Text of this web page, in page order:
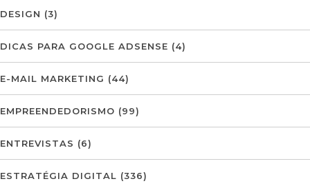
DESIGN (3)
DICAS PARA GOOGLE ADSENSE (4)
E-MAIL MARKETING (44)
EMPREENDEDORISMO (99)
ENTREVISTAS (6)
ESTRATÉGIA DIGITAL (336)